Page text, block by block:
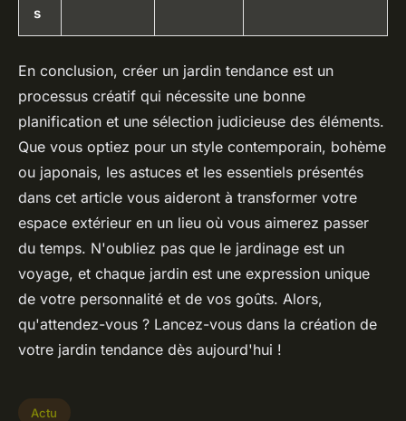
s
En conclusion, créer un jardin tendance est un
processus créatif qui nécessite une bonne
planification et une sélection judicieuse des éléments.
Que vous optiez pour un style contemporain, bohème
ou japonais, les astuces et les essentiels présentés
dans cet article vous aideront à transformer votre
espace extérieur en un lieu où vous aimerez passer
du temps. N'oubliez pas que le jardinage est un
voyage, et chaque jardin est une expression unique
de votre personnalité et de vos goûts. Alors,
qu'attendez-vous ? Lancez-vous dans la création de
votre jardin tendance dès aujourd'hui !
Actu